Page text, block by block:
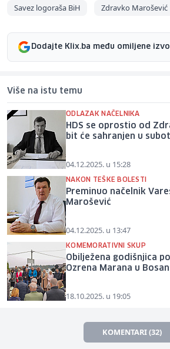
Savez logoraša BiH Zdravko Marošević
Dodajte Klix.ba među omiljene
Više na istu temu
ODLAZAK NAČELNIKA
HDS se oprostio od
bit će sahranjen u
04.12.2025. u 15:28
NAKON TEŠKE BOLESTI
Preminuo načelnik
Marošević
04.12.2025. u 13:47
KOMEMORATIVNI SKUP
Obilježena godišnjica
Ozrena Marana u
18.10.2025. u 19:05
KOMENTARI (32)